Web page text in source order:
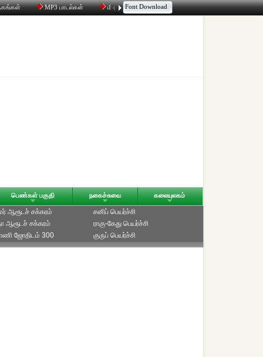
MP3 பாடல்கள் மின்னஞ்சல் திரட்டி உரையாடல்
Font Download
பெண்கள் பகுதி நகைச்சுவை கலையுலகம்
ஆரூடச் சக்கரம்
ஆரூடச் சக்கரம்
ஜோதிடம் 300
சனிப் பெயர்ச்சி
ராகு-கேது பெயர்ச்சி
குருப் பெயர்ச்சி